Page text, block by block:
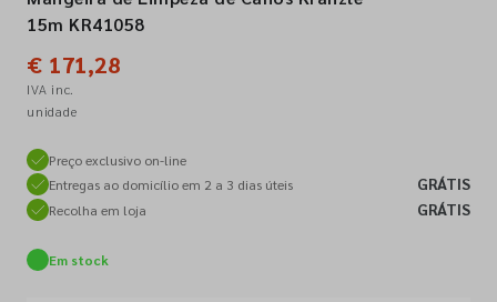
Siga-nos nas redes sociais
15m KR41058
€ 171,28
IVA inc.
unidade
Preço exclusivo on-line
Entregas ao domicílio em 2 a 3 dias úteis
GRÁTIS
Recolha em loja GRÁTIS
Em stock